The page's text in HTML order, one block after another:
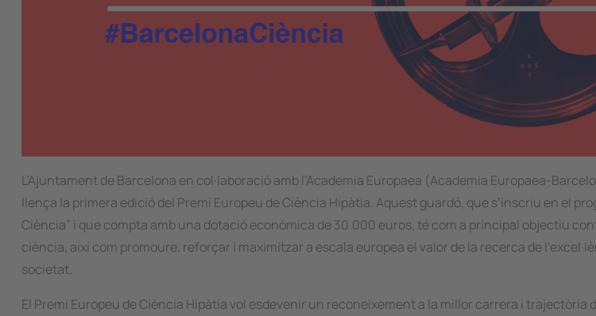
L’Ajuntament de Barcelona en col·laboració amb l’Academia Europaea (Academia Europaea-
llença la primera edició del Premi Europeu de Ciència Hipàtia. Aquest guardó, que s’inscriu en el
Ciència” i que compta amb una dotació econòmica de 30.000 euros, té com a principal objectiu
ciència, així com promoure, reforçar i maximitzar a escala europea el valor de la recerca de
societat.
El Premi Europeu de Ciència Hipàtia vol esdevenir un reconeixement a la millor carrera i trajectòria